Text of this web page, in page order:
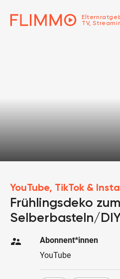
TV,
YouTube, TikTok &
Frühlingsdeko zum
Selberbasteln/
supervisor_account
Abonnent*innen
YouTube